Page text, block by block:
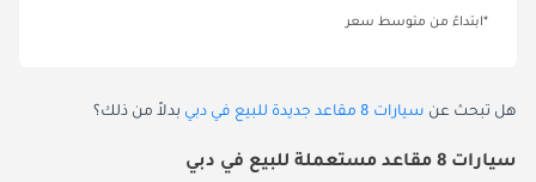
*ابتداءً من متوسط سعر
هل تبحث عن سيارات 8 مقاعد جديدة للبيع في دبي بدلاً من ذلك؟
سيارات 8 مقاعد مستعملة للبيع في دبي